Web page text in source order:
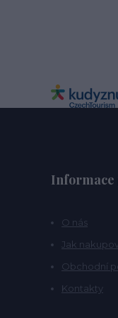
Informace
O nás
Jak
Obchodní
Kontakty